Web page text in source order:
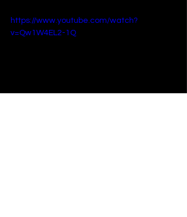
https://www.youtube.com/watch?
v=Qw1W4EL2-1Q